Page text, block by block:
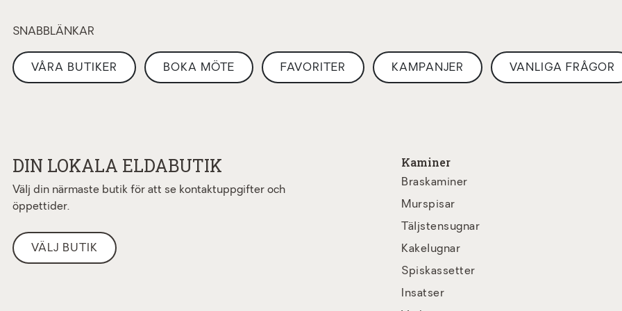
SNABBLÄNKAR
VÅRA BUTIKER BOKA MÖTE FAVORITER KAMPANJER VANLIGA FRÅGOR
DIN LOKALA ELDABUTIK
Välj din närmaste butik för att se kontaktuppgifter och
öppettider.
VÄLJ BUTIK
Kaminer
Braskaminer
Murspisar
Täljstensugnar
Kakelugnar
Spiskassetter
Insatser